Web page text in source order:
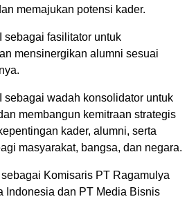
memajukan potensi kader.
sebagai fasilitator untuk
mensinergikan alumni sesuai
sebagai wadah konsolidator untuk
membangun kemitraan strategis
kader, alumni, serta
masyarakat, bangsa, dan negara.
Komisaris PT Ragamulya
Indonesia dan PT Media Bisnis